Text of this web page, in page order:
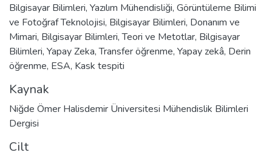
Bilgisayar Bilimleri, Yazılım Mühendisliği, Görüntüleme Bilimi
ve Fotoğraf Teknolojisi, Bilgisayar Bilimleri, Donanım ve
Mimari, Bilgisayar Bilimleri,Teori ve Metotlar, Bilgisayar
Bilimleri, Yapay Zeka,Transfer öğrenme, Yapay zekâ, Derin
öğrenme, ESA, Kask tespiti
Kaynak
Niğde Ömer Halisdemir Üniversitesi Mühendislik Bilimleri
Dergisi
Cilt